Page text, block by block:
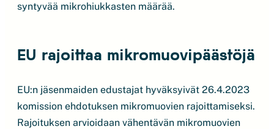
syntyvää mikrohiukkasten määrää.
EU rajoittaa mikromuovipäästöjä
EU:n jäsenmaiden edustajat hyväksyivät 26.4.2023
komission ehdotuksen mikromuovien rajoittamiseksi.
Rajoituksen arvioidaan vähentävän mikromuovien